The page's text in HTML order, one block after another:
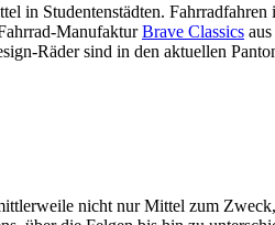
in Studentenstädten.
ManufakturBrave Classics
Räder sind in den aktuellen
nicht nur Mittel zum